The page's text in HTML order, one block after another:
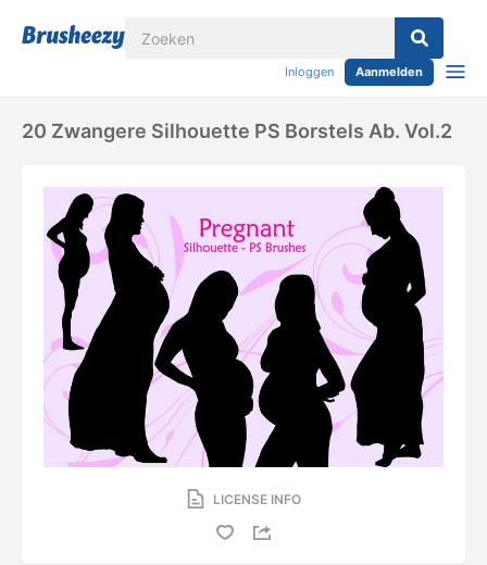
Inloggen Aanmelden
20 Zwangere Silhouette PS Borstels Ab. Vol.2
LICENSE INFO